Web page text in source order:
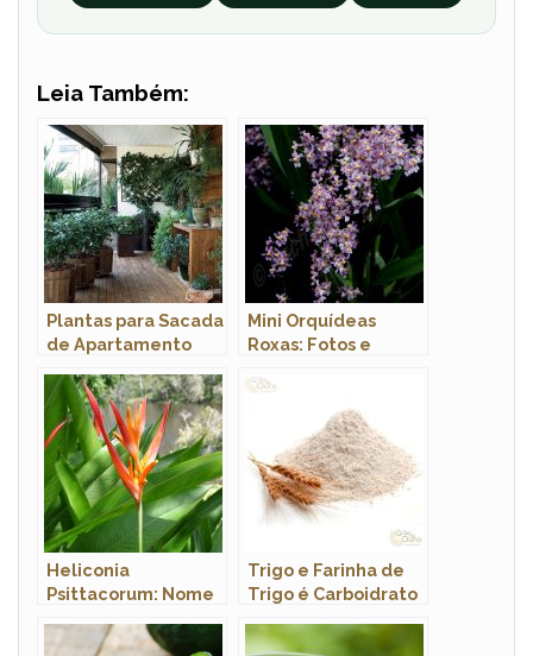
Leia Também:
Plantas para Sacada
de Apartamento
Mini Orquídeas
Roxas: Fotos e
Heliconia
Psittacorum: Nome
Trigo e Farinha de
Trigo é Carboidrato